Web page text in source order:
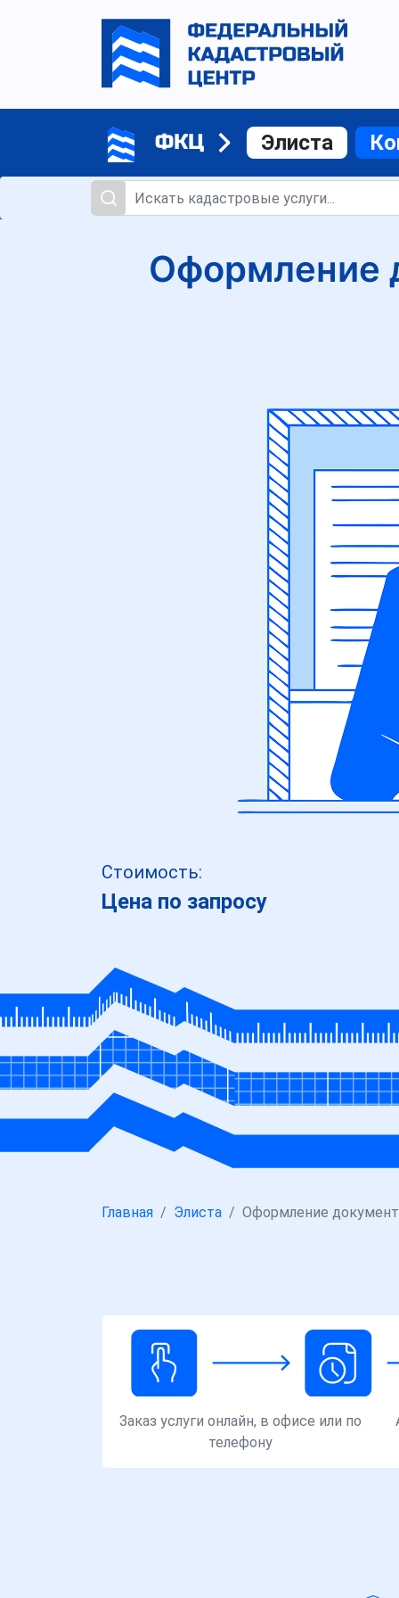
ФКЦ Элиста
Оформление
Стоимость:
Цена по запросу
Главная Элиста Оформление
Заказ услуги онлайн, в офисе или по
телефону